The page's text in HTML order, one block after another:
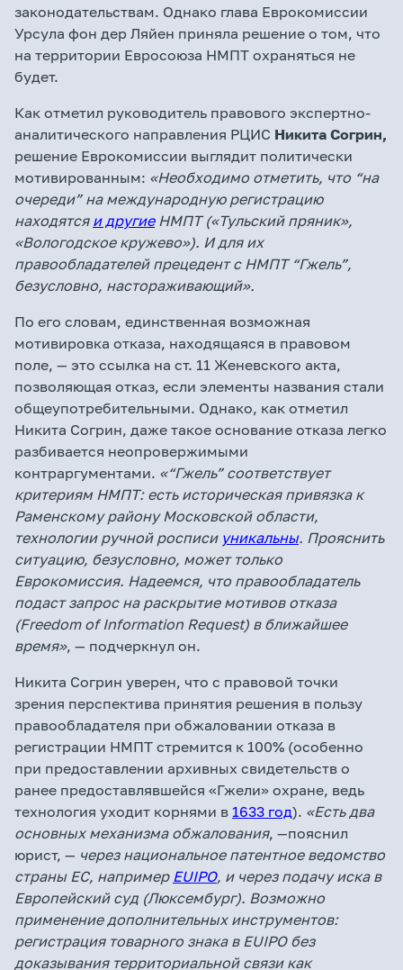
законодательствам. Однако глава Еврокомиссии
Урсула фон дер Ляйен приняла решение о том, что
на территории Евросоюза НМПТ охраняться не
будет.
Как отметил руководитель правового экспертно-
аналитического направления РЦИС Никита Согрин,
решение Еврокомиссии выглядит политически
мотивированным: «Необходимо отметить, что “на
очереди” на международную регистрацию
находятся и другиеНМПТ («Тульский пряник»,
«Вологодское кружево»). И для их
правообладателей прецедент с НМПТ “Гжель”,
безусловно, настораживающий».
По его словам, единственная возможная
мотивировка отказа, находящаяся в правовом
поле, — это ссылка на ст. 11 Женевского акта,
позволяющая отказ, если элементы названия стали
общеупотребительными. Однако, как отметил
Никита Согрин, даже такое основание отказа легко
разбивается неопровержимыми
контраргументами. «“Гжель” соответствует
критериям НМПТ: есть историческая привязка к
Раменскому району Московской области,
технологии ручной росписи уникальны. Прояснить
ситуацию, безусловно, может только
Еврокомиссия. Надеемся, что правообладатель
подаст запрос на раскрытие мотивов отказа
(Freedom of Information Request) в ближайшее
время», — подчеркнул он.
Никита Согрин уверен, что с правовой точки
зрения перспектива принятия решения в пользу
правообладателя при обжаловании отказа в
регистрации НМПТ стремится к 100% (особенно
при предоставлении архивных свидетельств о
ранее предоставлявшейся «Гжели» охране, ведь
технология уходит корнями в 1633 год). «Есть два
основных механизма обжалования, —пояснил
юрист, — через национальное патентное ведомство
страны ЕС, например EUIPO, и через подачу иска в
Европейский суд (Люксембург). Возможно
применение дополнительных инструментов:
регистрация товарного знака в EUIPO без
доказывания территориальной связи как